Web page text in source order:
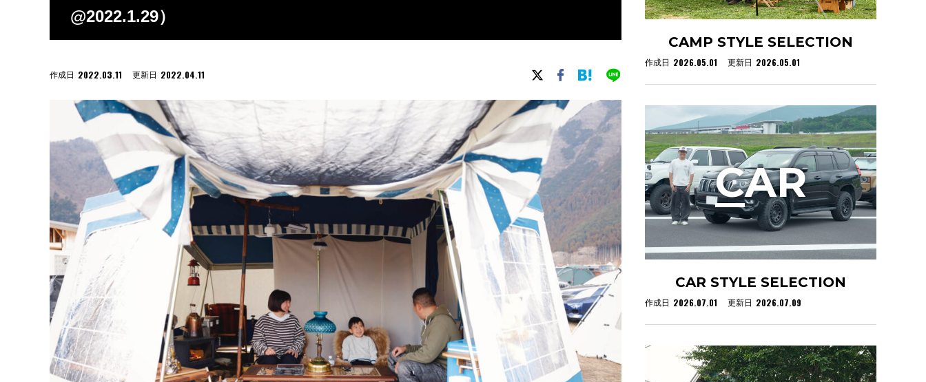
@2022.1.29）
作成日 2022.03.11 更新日 2022.04.11
CAMP STYLE SELECTION
作成日 2026.05.01 更新日 2026.05.01
CAR STYLE SELECTION
作成日 2026.07.01 更新日 2026.07.09
CAR